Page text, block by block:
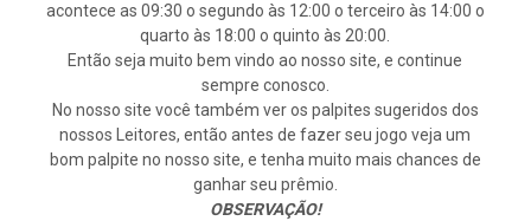
acontece as 09:30 o segundo às 12:00 o terceiro às 14:00 o
quarto às 18:00 o quinto às 20:00.
Então seja muito bem vindo ao nosso site, e continue
sempre conosco.
No nosso site você também ver os palpites sugeridos dos
nossos Leitores, então antes de fazer seu jogo veja um
bom palpite no nosso site, e tenha muito mais chances de
ganhar seu prêmio.
OBSERVAÇÃO!